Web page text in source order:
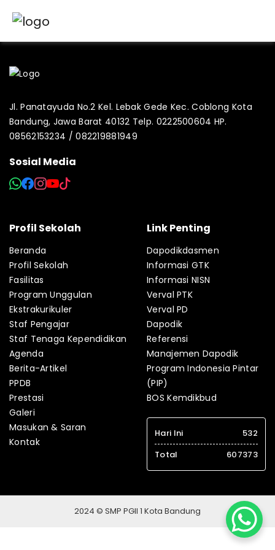
Jl. Panatayuda No.2 Kel. Lebak Gede Kec. Coblong Kota
Bandung, Jawa Barat 40132 Telp. 0222500604 HP.
08562153234 / 082219881949
Sosial Media
Profil Sekolah
Beranda
Profil Sekolah
Fasilitas
Program Unggulan
Ekstrakurikuler
Staf Pengajar
Staf Tenaga Kependidikan
Agenda
Berita-Artikel
PPDB
Prestasi
Galeri
Masukan & Saran
Kontak
Link Penting
Dapodikdasmen
Informasi GTK
Informasi NISN
Verval PTK
Verval PD
Dapodik
Referensi
Manajemen Dapodik
Program Indonesia Pintar
(PIP)
BOS Kemdikbud
Hari Ini
532
Total
607373
2024 © SMP PGII 1 Kota Bandung